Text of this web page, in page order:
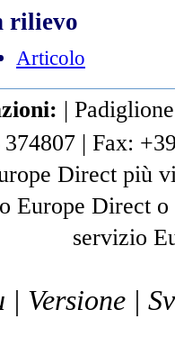
rilievo
Articolo
|
| Fax:
Direct più
Europe Direct
servizio
| Versione |